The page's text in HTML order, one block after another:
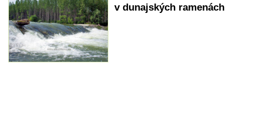
v dunajských ramenách